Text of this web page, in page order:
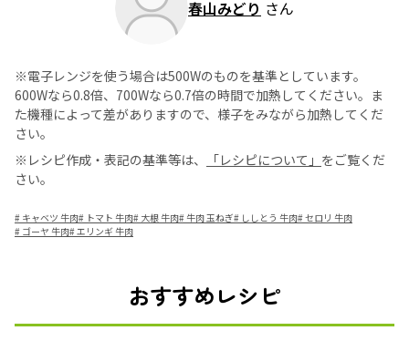
春山みどり さん
※電子レンジを使う場合は500Wのものを基準としています。
600Wなら0.8倍、700Wなら0.7倍の時間で加熱してください。ま
た機種によって差がありますので、様子をみながら加熱してくだ
さい。
※レシピ作成・表記の基準等は、
「レシピについて」 をご覧くだ
さい。
# キャベツ 牛肉# トマト 牛肉# 大根 牛肉#牛肉 玉ねぎ# ししとう 牛肉#セロリ 牛肉
# ゴーヤ 牛肉#エリンギ 牛肉
おすすめレシピ